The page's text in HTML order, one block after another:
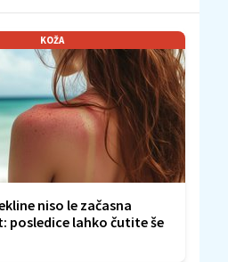
KOŽA
niso le začasna
posledice lahko čutite še